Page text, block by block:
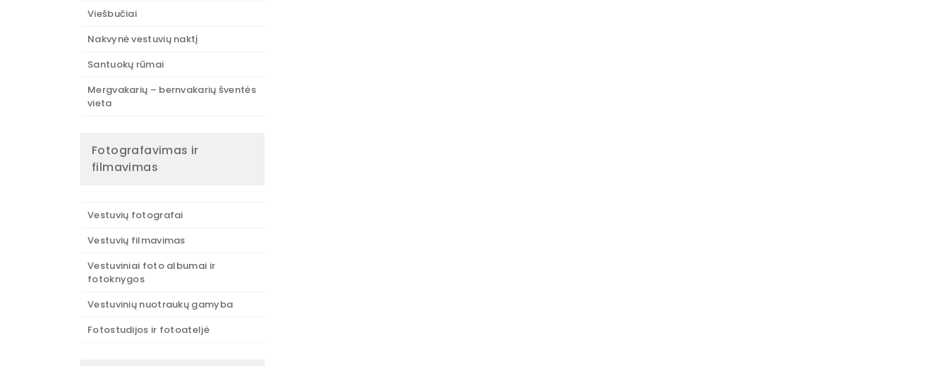
Viešbučiai
Nakvynė vestuvių naktį
Santuokų rūmai
Mergvakarių – bernvakarių šventės
vieta
Fotografavimas ir
filmavimas
Vestuvių fotografai
Vestuvių filmavimas
Vestuviniai foto albumai ir
fotoknygos
Vestuvinių nuotraukų gamyba
Fotostudijos ir fotoateljė